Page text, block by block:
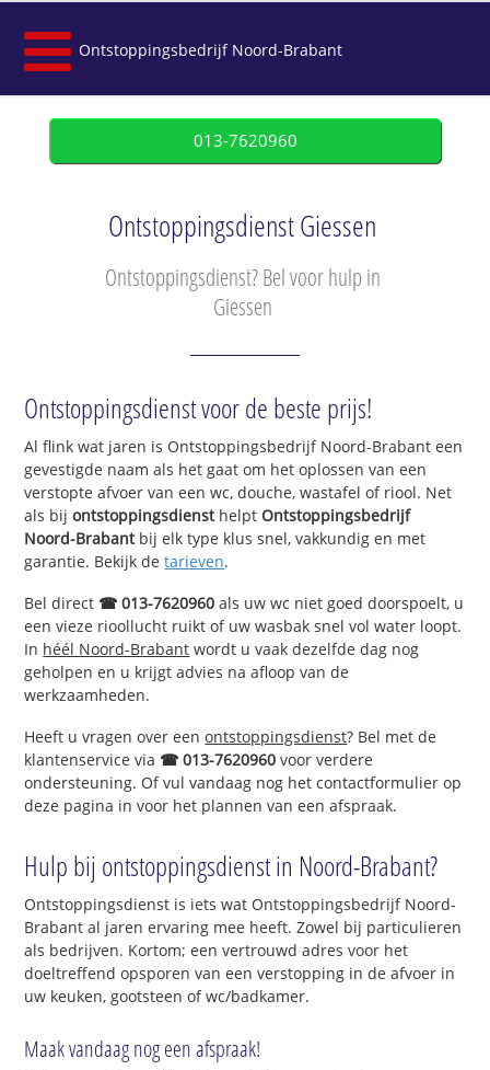
Ontstoppingsbedrijf Noord-Brabant
013-7620960
Ontstoppingsdienst Giessen
Ontstoppingsdienst? Bel voor hulp in
Giessen
Ontstoppingsdienst voor de beste prijs!
Al flink wat jaren is Ontstoppingsbedrijf Noord-Brabant een
gevestigde naam als het gaat om het oplossen van een
verstopte afvoer van een wc, douche, wastafel of riool. Net
als bijontstoppingsdiensthelptOntstoppingsbedrijf
Noord-Brabantbij elk type klus snel, vakkundig en met
garantie. Bekijk detarieven.
Bel direct ☎ 013-7620960 als uw wc niet goed doorspoelt, u
een vieze rioollucht ruikt of uw wasbak snel vol water loopt.
In héél Noord-Brabant wordt u vaak dezelfde dag nog
geholpen en u krijgt advies na afloop van de
werkzaamheden.
Heeft u vragen over eenontstoppingsdienst? Bel met de
klantenservice via ☎ 013-7620960 voor verdere
ondersteuning. Of vul vandaag nog het contactformulier op
deze pagina in voor het plannen van een afspraak.
Hulp bij ontstoppingsdienst in Noord-Brabant?
Ontstoppingsdienst is iets wat Ontstoppingsbedrijf Noord-
Brabant al jaren ervaring mee heeft. Zowel bij particulieren
als bedrijven. Kortom; een vertrouwd adres voor het
doeltreffend opsporen van een verstopping in de afvoer in
uw keuken, gootsteen of wc/badkamer.
Maak vandaag nog een afspraak!